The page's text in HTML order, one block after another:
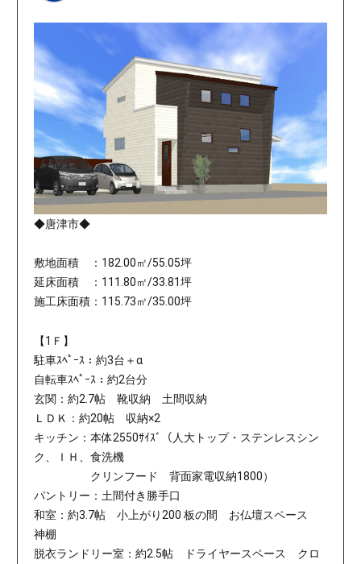
◆唐津市◆
敷地面積 ：182.00㎡/55.05坪
延床面積 ：111.80㎡/33.81坪
施工床面積：115.73㎡/35.00坪
【1Ｆ】
駐車ｽﾍﾟｰｽ：約3台＋α
自転車ｽﾍﾟｰｽ：約2台分
玄関：約2.7帖 靴収納 土間収納
ＬＤＫ：約20帖 収納×2
キッチン：本体2550ｻｲｽﾞ（人大トップ・ステンレスシン
ク、ＩＨ、食洗機
クリンフード 背面家電収納1800）
パントリー：土間付き勝手口
和室：約3.7帖 小上がり200 板の間 お仏壇スペース
神棚
脱衣ランドリー室：約2.5帖 ドライヤースペース クロ